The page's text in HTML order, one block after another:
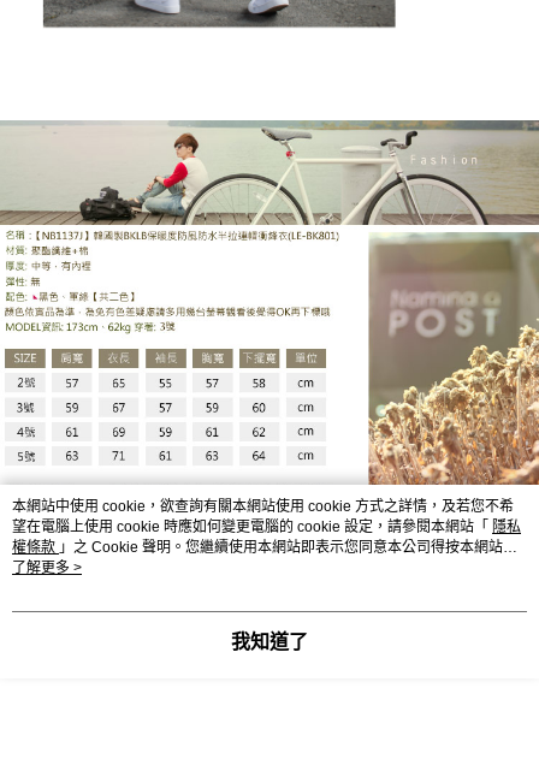
LE-BK801EE
本網站中使用 cookie，欲查詢有關本網站使用 cookie 方式之詳情，及若您不希
望在電腦上使用 cookie 時應如何變更電腦的 cookie 設定，請參閱本網站「 隱私
權條款 」之 Cookie 聲明。您繼續使用本網站即表示您同意本公司得按本網站使
用條款之 Cookie 聲明使用 cookie。
了解更多 >
我知道了